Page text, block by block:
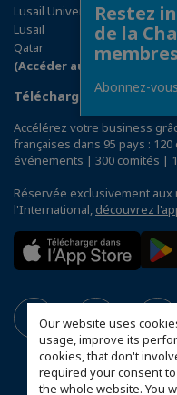
Our website uses
usage, improve its
cookies, that don't
required your consent
the whole website. You
Lusail University - Building
Lusail
Qatar
(Accéder au plan)
Téléchargez
Accélérez votre business
françaises dans 95 pays :
événements | 300 comités |
Réservée exclusivement aux
l'International, découvrez
Restez
de la
membres
Abonnez-